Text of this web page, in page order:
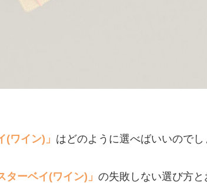
(ワイン)」 はどのように選べばいいのでし
ターベイ(ワイン)」の失敗しない選び方と